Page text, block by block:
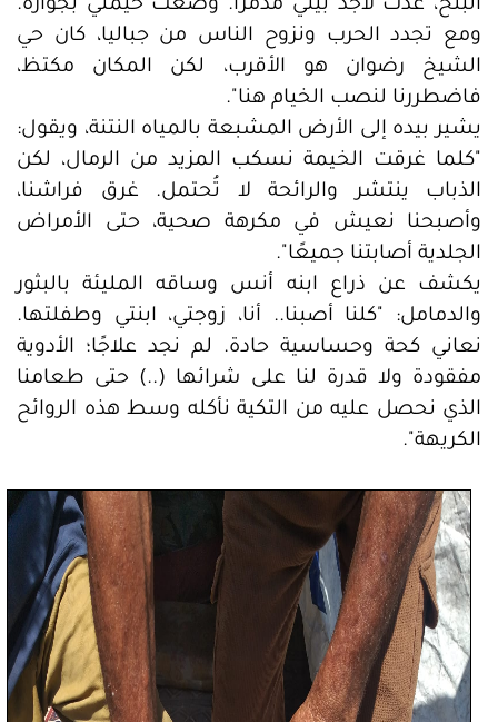
البلح، عدت لأجد بيتي مدمرًا. وضعت خيمتي بجواره.
ومع تجدد الحرب ونزوح الناس من جباليا، كان حي
الشيخ رضوان هو الأقرب، لكن المكان مكتظ،
فاضطررنا لنصب الخيام هنا".
يشير بيده إلى الأرض المشبعة بالمياه النتنة، ويقول:
"كلما غرقت الخيمة نسكب المزيد من الرمال، لكن
الذباب ينتشر والرائحة لا تُحتمل. غرق فراشنا،
وأصبحنا نعيش في مكرهة صحية، حتى الأمراض
الجلدية أصابتنا جميعًا".
يكشف عن ذراع ابنه أنس وساقه المليئة بالبثور
والدمامل: "كلنا أصبنا.. أنا، زوجتي، ابنتي وطفلتها.
نعاني كحة وحساسية حادة. لم نجد علاجًا؛ الأدوية
مفقودة ولا قدرة لنا على شرائها (..) حتى طعامنا
الذي نحصل عليه من التكية نأكله وسط هذه الروائح
الكريهة".